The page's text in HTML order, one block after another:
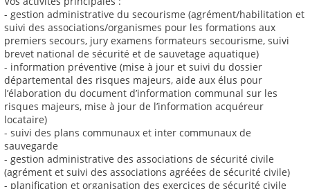
- gestion administrative du secourisme (agrément/habilitation et
suivi des associations/organismes pour les formations aux
premiers secours, jury examens formateurs secourisme, suivi
brevet national de sécurité et de sauvetage aquatique)
- information préventive (mise à jour et suivi du dossier
départemental des risques majeurs, aide aux élus pour
l’élaboration du document d’information communal sur les
risques majeurs, mise à jour de l’information acquéreur
locataire)
- suivi des plans communaux et inter communaux de
sauvegarde
- gestion administrative des associations de sécurité civile
(agrément et suivi des associations agréées de sécurité civile)
- planification et organisation des exercices de sécurité civile